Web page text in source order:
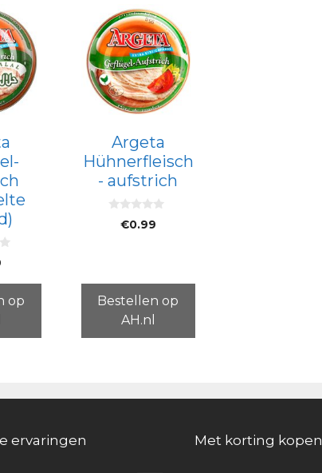
op
Argeta
Hühnerfleisch
- aufstrich
€0.99
Bestellen op
AH.nl
ervaringen Met korting kopen